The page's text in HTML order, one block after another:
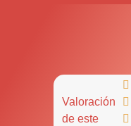
Valoración
de este


